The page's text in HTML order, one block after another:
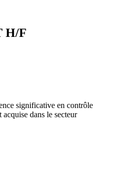
H/F
significative en contrôle
acquise dans le secteur